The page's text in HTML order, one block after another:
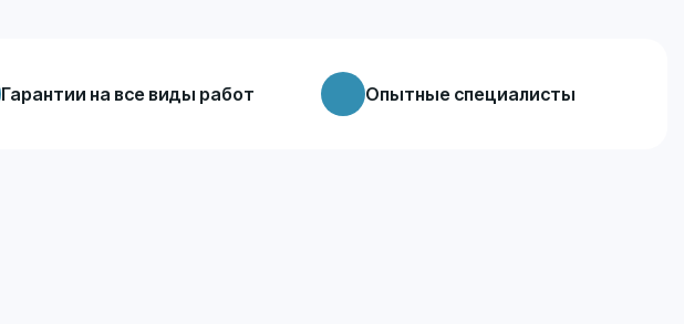
Гарантии на все виды работ Опытные специалисты